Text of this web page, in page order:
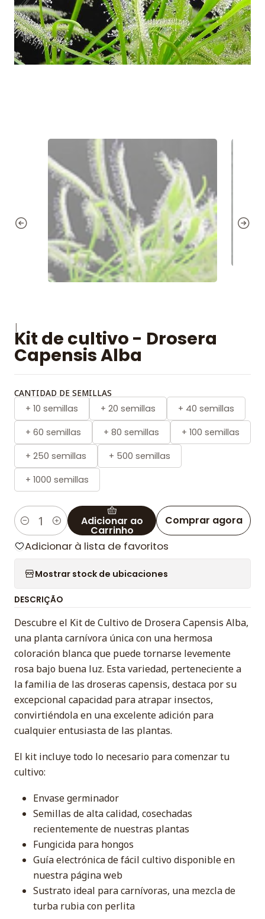
|
Kit de cultivo - Drosera
Capensis Alba
CANTIDAD DE SEMILLAS
+ 10 semillas + 20 semillas
+ 40 semillas
+ 60 semillas
+ 80 semillas
+ 100 semillas
+ 250 semillas
+ 500 semillas
+ 1000 semillas
Quantidade Adicionar ao
Carrinho
Comprar agora
Adicionar à lista de favoritos
Mostrar stock de ubicaciones
DESCRIÇÃO
Descubre el Kit de Cultivo de Drosera Capensis Alba,
una planta carnívora única con una hermosa
coloración blanca que puede tornarse levemente
rosa bajo buena luz. Esta variedad, perteneciente a
la familia de las droseras capensis, destaca por su
excepcional capacidad para atrapar insectos,
convirtiéndola en una excelente adición para
cualquier entusiasta de las plantas.
El kit incluye todo lo necesario para comenzar tu
cultivo:
Envase germinador
Semillas de alta calidad, cosechadas
recientemente de nuestras plantas
Fungicida para hongos
Guía electrónica de fácil cultivo disponible en
nuestra página web
Sustrato ideal para carnívoras, una mezcla de
turba rubia con perlita